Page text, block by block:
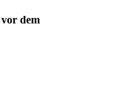
vor dem